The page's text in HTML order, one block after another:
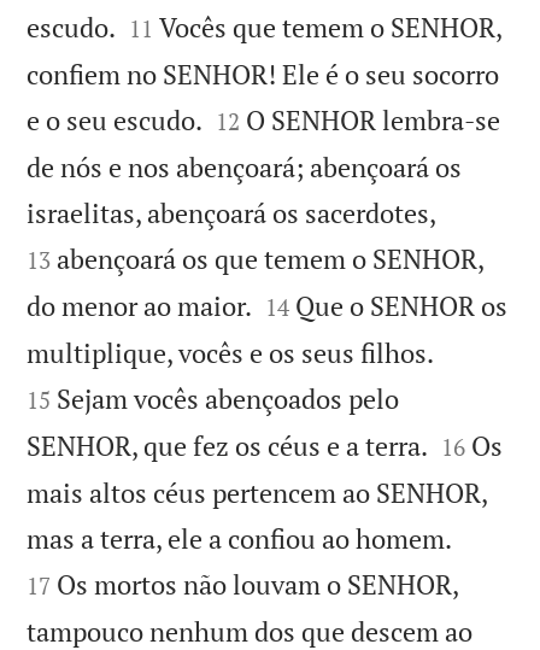
escudo. 

11 Vocês que temem o SENHOR,
confiem no SENHOR! Ele é o seu socorro
e o seu escudo. 

12 O SENHOR lembra-se
de nós e nos abençoará; abençoará os
israelitas, abençoará os sacerdotes,
13 abençoará os que temem o SENHOR,
do menor ao maior. 

14 Que o SENHOR os
multiplique, vocês e os seus filhos.
15 Sejam vocês abençoados pelo
SENHOR, que fez os céus e a terra. 

16 Os
mais altos céus pertencem ao SENHOR,
mas a terra, ele a confiou ao homem.
17 Os mortos não louvam o SENHOR,
tampouco nenhum dos que descem ao